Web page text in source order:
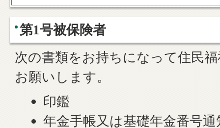
第1号被保険者
次の書類をお持ちになって住民
お願いします。
印鑑
年金手帳又は基礎年金番号通